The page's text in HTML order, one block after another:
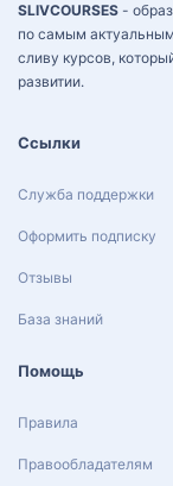
SLIVCOURSES -
по самым
сливу курсов,
развитии.
Ссылки
Служба поддержки
Оформить подписку
Отзывы
База знаний
Помощь
Правила
Правообладателям